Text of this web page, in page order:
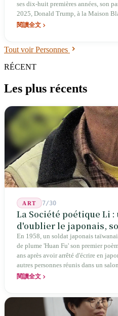
ses dix-huit premières années, son
2025, Donald Trump, à la Maison
Morris Chang, Wei Jھی-jia, comme « l'homme le plus important de
les pénuries d'eau et d'électricité,
l'incertitude plane sur la capacité de
閱讀全文
Tout voir Personnes
RÉCENT
Les plus récents
ART 7/30
La Société poétique Li
d'oublier le japonais,
poésie chinoise la plus
En 1958, un soldat japonais
de plume 'Huan Fu' son premier
ans après avoir arrêté d'écrire en
autres personnes réunis dans un
transformaient cette expérience de
jusqu'aux manuels scolaires du
閱讀全文